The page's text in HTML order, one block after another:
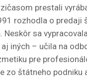
prestali
rozhodla o predaji
sa
iných – učila na
pre
zo štátneho